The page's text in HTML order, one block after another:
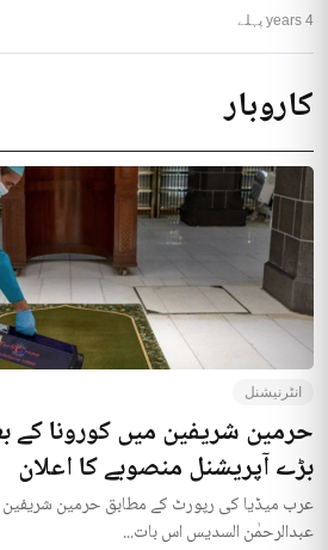
4 years پہلے
کاروبار
انٹرنیشنل
حرمین شریفین میں کورونا کے
بڑے آپریشنل منصوبے کا اعلان
عرب میڈیا کی رپورٹ کے مطابق حرمین شریفین
عبدالرحمٰن السدیس اس بات...